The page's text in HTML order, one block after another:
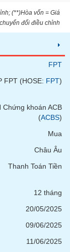
(**)Hòa vốn = Giá
đổi điều chỉnh
FPT
FPT (HOSE: FPT)
Chứng khoán ACB
(ACBS)
Mua
Châu Âu
Thanh Toán Tiền
12 tháng
20/05/2025
09/06/2025
11/06/2025